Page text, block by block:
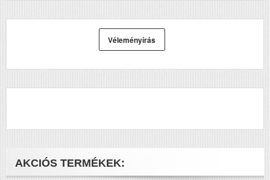
Véleményírás
AKCIÓS TERMÉKEK: